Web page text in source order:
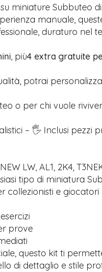
miniature Subbuteo
manuale,
duraturo nel
, più4 extra gratuite
potrai
o per chi vuole
– 🖐️ Inclusi pezzi
LW, AL1, 2K4,
tipo di miniatura
collezionisti e giocatori
prove
questo kit ti
di dettaglio e stile